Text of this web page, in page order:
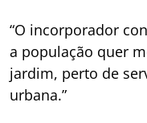
“O incorporador
a população quer
jardim, perto de
urbana.”